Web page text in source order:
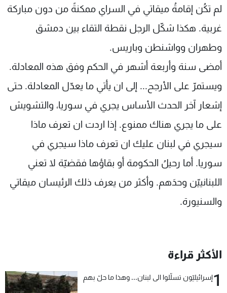
لم تكُن إقامةُ ميقاتي في السراي ممكنةً من دون مباركة
غربية. هكذا شكّل الرجل نقطة التقاء بين دمشق
وطهران وواشنطن وباريس.
أمضى سنة وأربعة أشهر في الحكم وفق هذه المعادلة.
ويستمرّ على الأرجح... إلى ان يأتي ما يعدّل المعادلة. حتى
إشعار آخر الحدث الأساس يجري في سوريا، والتشويش
على ما يجري هناك ممنوع. إذا اردت ان تعرف ماذا
سيجري في لبنان عليك ان تعرف ماذا سيجري في
سوريا. أما رحيلُ الحكومة أو بقاؤها فقضيّة لا تعني
اللبنانييّن وحدَهم. وأكثر من يعرف ذلك الرئيسان ميقاتي
والسنيورة.
الأكثر قراءة
1إسرائيليّون تسلّلوا الى لبنان... وهذا ما حلّ بهم